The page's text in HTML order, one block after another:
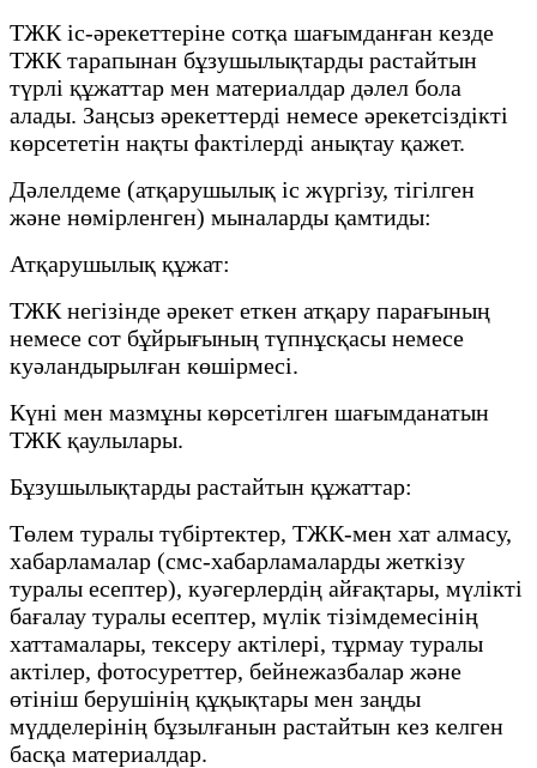
ТЖК іс-әрекеттеріне сотқа шағымданған кезде
ТЖК тарапынан бұзушылықтарды растайтын
түрлі құжаттар мен материалдар дәлел бола
алады. Заңсыз әрекеттерді немесе әрекетсіздікті
көрсететін нақты фактілерді анықтау қажет.
Дәлелдеме (атқарушылық іс жүргізу, тігілген
және нөмірленген) мыналарды қамтиды:
Атқарушылық құжат:
ТЖК негізінде әрекет еткен атқару парағының
немесе сот бұйрығының түпнұсқасы немесе
куәландырылған көшірмесі.
Күні мен мазмұны көрсетілген шағымданатын
ТЖК қаулылары.
Бұзушылықтарды растайтын құжаттар:
Төлем туралы түбіртектер, ТЖК-мен хат алмасу,
хабарламалар (смс-хабарламаларды жеткізу
туралы есептер), куәгерлердің айғақтары, мүлікті
бағалау туралы есептер, мүлік тізімдемесінің
хаттамалары, тексеру актілері, тұрмау туралы
актілер, фотосуреттер, бейнежазбалар және
өтініш берушінің құқықтары мен заңды
мүдделерінің бұзылғанын растайтын кез келген
басқа материалдар.